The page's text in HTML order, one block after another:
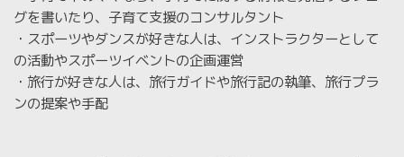
グを書いたり、子育て支援のコンサルタント
・スポーツやダンスが好きな人は、インストラクターとして
の活動やスポーツイベントの企画運営
・旅行が好きな人は、旅行ガイドや旅行記の執筆、旅行プラ
ンの提案や手配